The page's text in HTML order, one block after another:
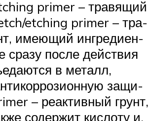
primer – тра­вя­щий
etching primer – тра­
име­ю­щий ингре­ди­ен­
сра­зу после дей­ствия
в металл,
защи­
– реак­тив­ный грунт,
содер­жит кис­ло­ту и,